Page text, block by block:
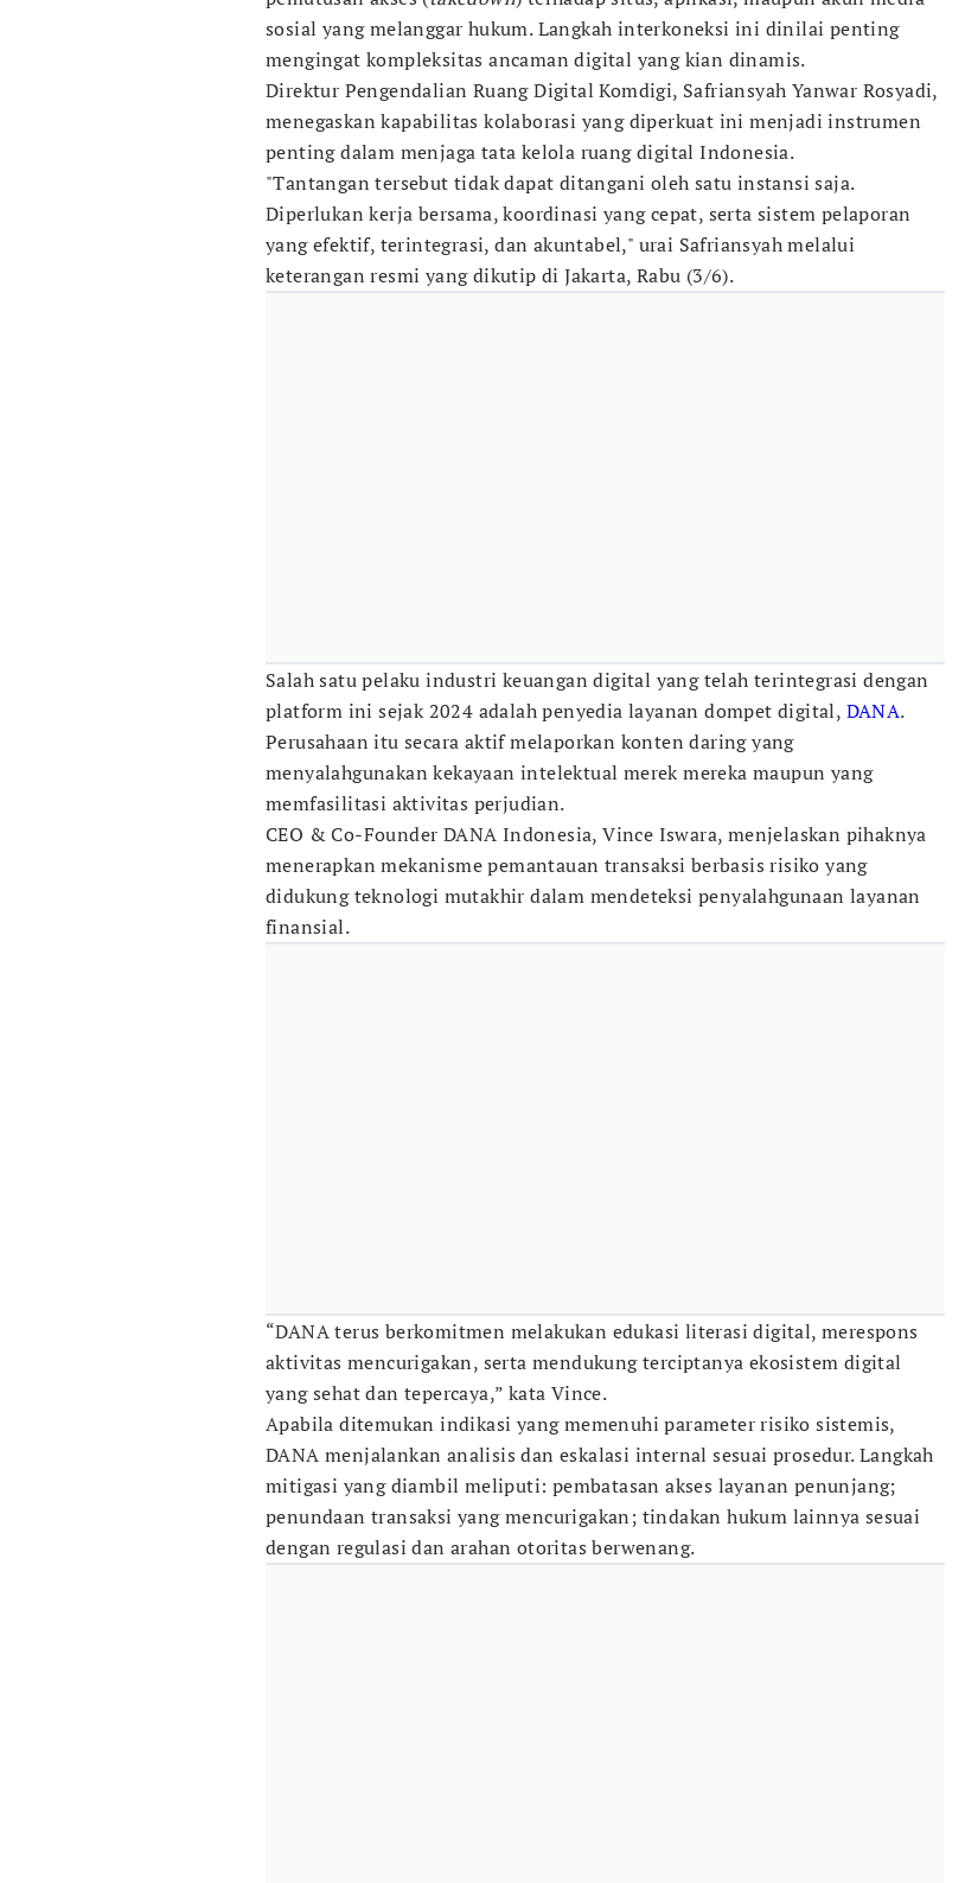
sosial yang melanggar hukum. Langkah interkoneksi ini dinilai penting
mengingat kompleksitas ancaman digital yang kian dinamis.
Direktur Pengendalian Ruang Digital Komdigi, Safriansyah Yanwar Rosyadi,
menegaskan kapabilitas kolaborasi yang diperkuat ini menjadi instrumen
penting dalam menjaga tata kelola ruang digital Indonesia.
"Tantangan tersebut tidak dapat ditangani oleh satu instansi saja.
Diperlukan kerja bersama, koordinasi yang cepat, serta sistem pelaporan
yang efektif, terintegrasi, dan akuntabel," urai Safriansyah melalui
keterangan resmi yang dikutip di Jakarta, Rabu (3/6).
Salah satu pelaku industri keuangan digital yang telah terintegrasi dengan
platform ini sejak 2024 adalah penyedia layanan dompet digital, DANA.
Perusahaan itu secara aktif melaporkan konten daring yang
menyalahgunakan kekayaan intelektual merek mereka maupun yang
memfasilitasi aktivitas perjudian.
CEO & Co-Founder DANA Indonesia, Vince Iswara, menjelaskan pihaknya
menerapkan mekanisme pemantauan transaksi berbasis risiko yang
didukung teknologi mutakhir dalam mendeteksi penyalahgunaan layanan
finansial.
“DANA terus berkomitmen melakukan edukasi literasi digital, merespons
aktivitas mencurigakan, serta mendukung terciptanya ekosistem digital
yang sehat dan tepercaya,” kata Vince.
Apabila ditemukan indikasi yang memenuhi parameter risiko sistemis,
DANA menjalankan analisis dan eskalasi internal sesuai prosedur. Langkah
mitigasi yang diambil meliputi: pembatasan akses layanan penunjang;
penundaan transaksi yang mencurigakan; tindakan hukum lainnya sesuai
dengan regulasi dan arahan otoritas berwenang.